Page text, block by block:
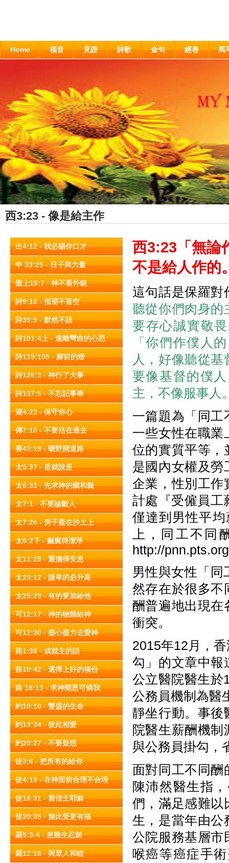
Home 福音 見證 詩歌 金句 經卷 馬
西3:23 - 像是給主作
出4:12 - 我必賜你口才
申 33:25 - 日子與力量
撒上16:7 - 神不看外貌
詩9:18 - 指望不落空
詩39:9 - 默然不語
詩101:4上 - 遠離彎曲的心思
詩119:105 - 腳前的燈
詩126:3 - 神行了大事
詩137:5 - 不忘記事奉
箴4:23 - 保守你心
傳7:10 - 不要活在過去
賽43:19 - 曠野開道路
太5:37 - 是就說是
太6:33 - 先求神的國和義
太7:1 - 不要論斷人
太7:26 - 房子蓋在沙土上
太8:2下 - 痲瘋得潔淨
太11:28 - 重擔得安息
太23:12 - 謙卑的必升高
太25:29 - 有的要加給他
可12:17 - 神的物歸給神
可12:30 - 盡心盡力去愛神
路1:38 - 成就主的話
路10:42 - 選擇上好的福份
路 18:13 - 求神開恩可憐我
約10:10 - 豐盛的生命
約13:34 - 彼此相愛
約20:27 - 不要疑惑
徒3:6 - 把所有的給你
徒4:19 - 在神面前合理不合理
徒16:31 - 當信主耶穌
徒20:35 - 施比受更有福
羅5:3-4 - 患難生忍耐
羅12:18 - 與眾人和睦
西3:23 「無
不是給人作的
這句話是保羅對
聽從你們肉身的
要存心誠實敬
「你們作僕人
人，好像聽從
要像基督的僕
主，不像服事人
一篇題為「同工
一些女性在職業
位的實質平等，
是國內女權及
企業，性別工作
計處『受僱員工
僅達到男性平
上，同工不同
http://
男性與女性「同
然存在於很多不
酬普遍地出現在
衝突。
2015年12月，
勾」的文章中報
公立醫院醫生於
公務員機制為醫
靜坐行動。事後
院醫生薪酬機
與公務員掛勾，
面對同工不同酬
陳沛然醫生指
們，滿足感難以
生，是當年由公
公院服務基層市
喉癌等癌症手